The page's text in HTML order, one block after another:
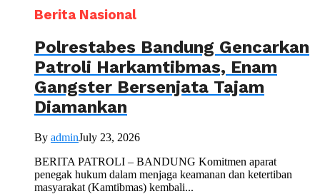
Berita Nasional
Polrestabes Bandung Gencarkan
Patroli Harkamtibmas, Enam
Gangster Bersenjata Tajam
Diamankan
By adminJuly 23, 2026
BERITA PATROLI – BANDUNG Komitmen aparat
penegak hukum dalam menjaga keamanan dan ketertiban
masyarakat (Kamtibmas) kembali...